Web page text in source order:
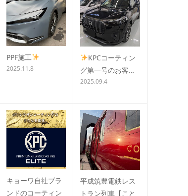
PPF施工
2025.11.8
KPCコーティン
グ第一号のお客…
2025.09.4
キョーワ自社ブラ
ンドのコーティン
平成筑豊電鉄レス
トラン列車【こと